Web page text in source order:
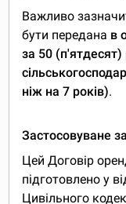
Важливо
бути передана в
за 50 (п'ятдесят)
ніж на 7 років).
Застосовуване
Цей Договір
підготовлено у
Цивільного